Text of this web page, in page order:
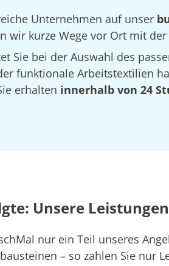
Unternehmen auf unser
wir kurze Wege vor Ort mit
Sie bei der Auswahl des
funktionale Arbeitstextilien
erhalten innerhalb von 24
Unsere Leistungen
nur ein Teil unseres
– so zahlen Sie nur